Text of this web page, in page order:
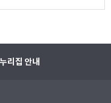
누리집 안내